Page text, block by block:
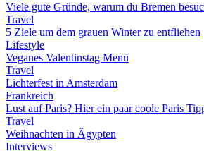
Viele gute Gründe, warum du Bremen
Travel
5 Ziele um dem grauen Winter zu entfliehen
Lifestyle
Veganes Valentinstag Menü
Travel
Lichterfest in Amsterdam
Frankreich
Lust auf Paris? Hier ein paar coole Paris
Travel
Weihnachten in Ägypten
Interviews